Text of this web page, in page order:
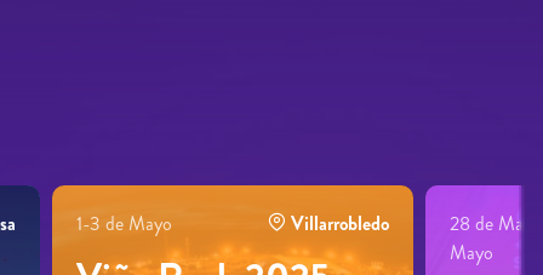
1-3 de Mayo Villarrobledo
28 de
Mayo